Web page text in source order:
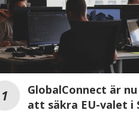
GlobalConnect är
att säkra EU-valet i